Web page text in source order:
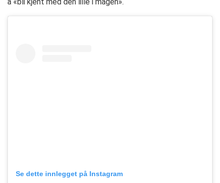
Se dette innlegget på Instagram